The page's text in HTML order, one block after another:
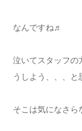
なんですね♬
泣いてスタッフの
うしよう、、、
そこは気になさら